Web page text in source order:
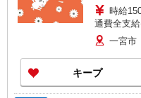
時給
通費全支
一宮市
キープ